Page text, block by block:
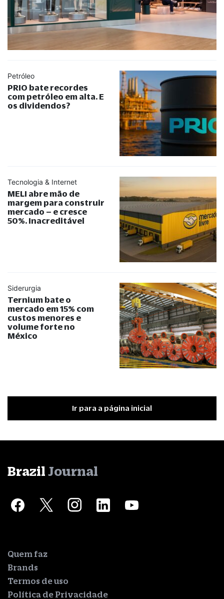
Petróleo
PRIO bate recordes
com petróleo em alta. E
os dividendos?
Tecnologia & Internet
MELI abre mão de
margem para construir
mercado – e cresce
50%. Inacreditável
Siderurgia
Ternium bate o
mercado em 15% com
custos menores e
volume forte no
México
Ir para a página inicial
Brazil Journal
Quem faz
Brands
Termos de uso
Política de Privacidade